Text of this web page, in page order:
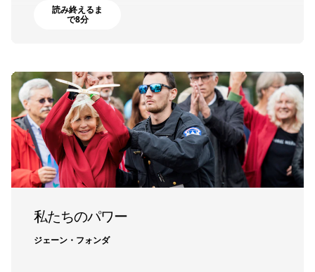
読み終えるま
で8分
私たちのパワー
ジェーン・フォンダ